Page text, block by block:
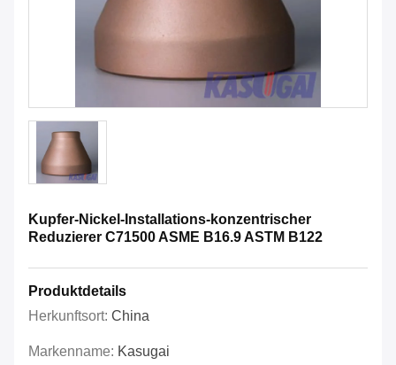
Kupfer-Nickel-Installations-konzentrischer
Reduzierer C71500 ASME B16.9 ASTM B122
Produktdetails
Herkunftsort: China
Markenname: Kasugai